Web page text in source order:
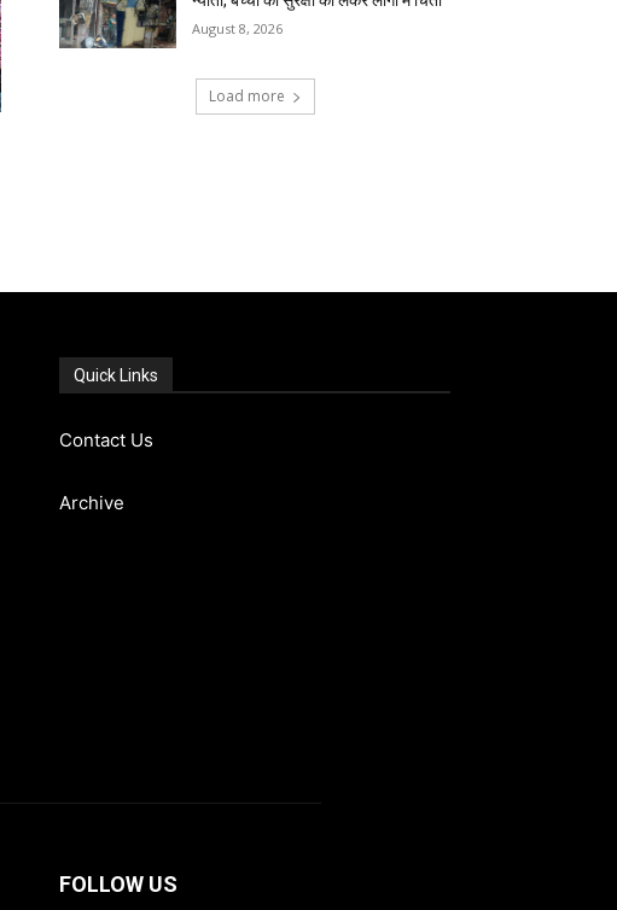
August 8, 2026
Load more
Quick Links
Contact Us
Archive
FOLLOW US